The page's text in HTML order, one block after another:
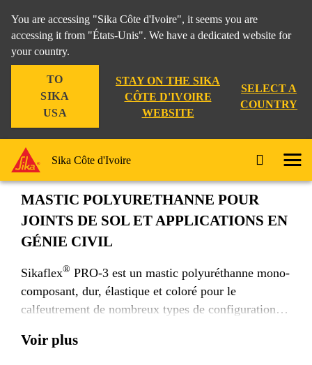
You are accessing "Sika Côte d'Ivoire", it seems you are
accessing it from "États-Unis". We have a dedicated website for
your country.
TO
SIKA
USA
STAY ON THE SIKA
CÔTE D'IVOIRE
WEBSITE
SELECT A
COUNTRY
Sika Côte d'Ivoire
Sikaflex® PRO-3
MASTIC POLYURETHANNE POUR
JOINTS DE SOL ET APPLICATIONS EN
GÉNIE CIVIL
Sikaflex® PRO-3 est un mastic polyuréthanne mono-
composant, dur, élastique et coloré pour le
calfeutrement de nombreux types de configurations
permet un calfeutrement étanche à l’eau avec de
Voir plus